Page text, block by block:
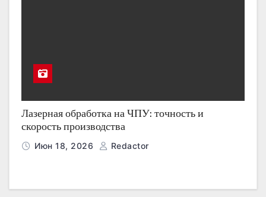
Лазерная обработка на ЧПУ: точность и
скорость производства
Июн 18, 2026 Redactor